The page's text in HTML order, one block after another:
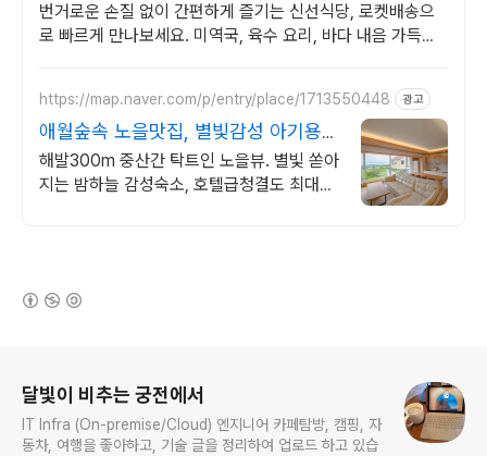
번거로운 손질 없이 간편하게 즐기는 신선식당, 로켓배송으
로 빠르게 만나보세요. 미역국, 육수 요리, 바다 내음 가득한
https://map.naver.com/p/entry/place/1713550448 광고
애월숲속 노을맛집, 별빛감성 아기용품
완벽구비, 대가족
해발300m 중산간 탁트인 노을뷰. 별빛 쏟아
지는 밤하늘 감성숙소, 호텔급청결도 최대
달빛이 비추는 궁전에서
IT Infra (On-premise/Cloud) 엔지니어 카페탐방, 캠핑, 자
동차, 여행을 좋아하고, 기술 글을 정리하여 업로드 하고 있습